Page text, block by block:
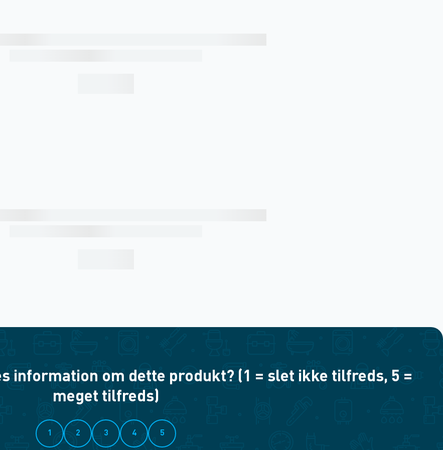
information om dette produkt? (1 = slet ikke tilfreds, 5 =
meget tilfreds)
1 2 3 4 5